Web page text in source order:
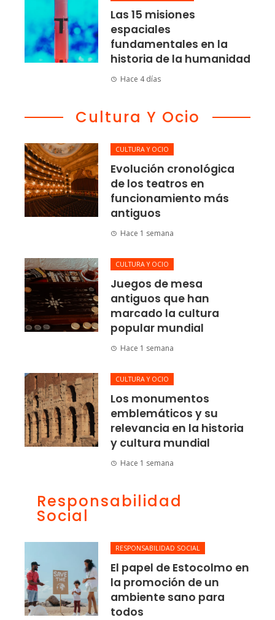
Las 15 misiones
espaciales
fundamentales en la
historia de la humanidad
Hace 4 días
Cultura Y Ocio
CULTURA Y OCIO
Evolución cronológica
de los teatros en
funcionamiento más
antiguos
Hace 1 semana
CULTURA Y OCIO
Juegos de mesa
antiguos que han
marcado la cultura
popular mundial
Hace 1 semana
CULTURA Y OCIO
Los monumentos
emblemáticos y su
relevancia en la historia
y cultura mundial
Hace 1 semana
Responsabilidad
Social
RESPONSABILIDAD SOCIAL
El papel de Estocolmo en
la promoción de un
ambiente sano para
todos